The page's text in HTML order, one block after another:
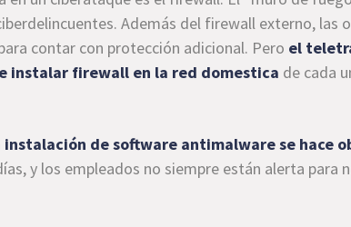
Además del firewall externo, las
contar con protección adicional. Pero el
instalar firewall en la red domestica de cada
instalación de software antimalware se hace
y los empleados no siempre están alerta para